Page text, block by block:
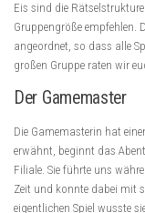
Eis sind die
Gruppengröße empfehlen.
angeordnet, so dass alle
großen Gruppe raten wir
Der Gamemaster
Die Gamemasterin hat
erwähnt, beginnt das
Filiale. Sie führte uns
Zeit und konnte dabei mit
eigentlichen Spiel wusste